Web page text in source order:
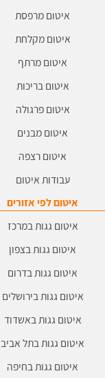
איטום מרפסת
איטום מקלחת
איטום מרתף
איטום בריכות
איטום פרגולה
איטום מבנים
איטום רצפה
עבודות איטום
איטום לפי אזורים
איטום גגות במרכז
איטום גגות בצפון
איטום גגות בדרום
איטום גגות בירושלים
איטום גגות באשדוד
איטום גגות בתל אביב
איטום גגות בחיפה